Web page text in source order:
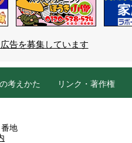
告を募集しています
考えかた リンク・著作権
地